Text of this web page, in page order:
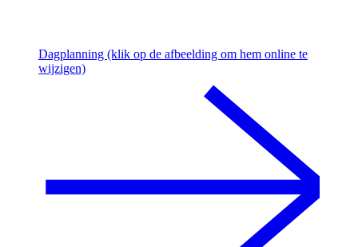
Dagplanning (klik op de afbeelding om hem online te
wijzigen)